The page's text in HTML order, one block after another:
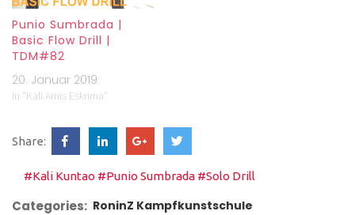
Punio Sumbrada |
Basic Flow Drill |
TDM#82
20. Januar 2019
In "Kali Arnis Eskrima"
Share:
#Kali Kuntao #Punio Sumbrada #Solo Drill
Categories: RoninZ Kampfkunstschule